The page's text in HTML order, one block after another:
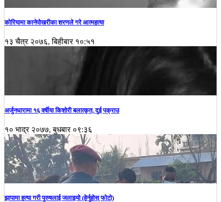
कोरियामा कानेपोखरीका शरणले गरे आत्महत्या
१३ चैत्र २०७६, बिहीबार १०:५१
अर्जुनधारामा १६ वर्षीया किशोरी बलात्कृत, दुई पक्राउ
१० भाद्र २०७७, बुधबार ०९:३६
झापामा हत्या गरी पुरुषलाई जलाइयो (हेर्नुहाेस् फाेटाे)